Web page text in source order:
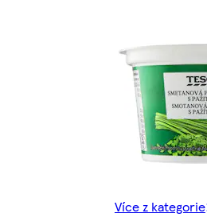
Více z kategorie